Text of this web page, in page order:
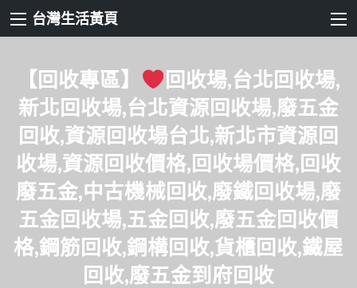
台灣生活黃頁
【回收專區】
回收場,台北回收場,
新北回收場,台北資源回收場,廢五金
回收,資源回收場台北,新北市資源回
收場,資源回收價格,回收場價格,回收
廢五金,中古機械回收,廢鐵回收場,廢
五金回收場,五金回收,廢五金回收價
格,鋼筋回收,鋼構回收,貨櫃回收,鐵屋
回收,廢五金到府回收